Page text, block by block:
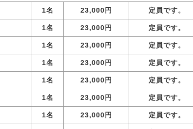
1名
23,000円 定員です。
1名 23,000円 定員です。
1名 23,000円 定員です。
1名 23,000円 定員です。
1名 23,000円 定員です。
1名 23,000円 定員です。
1名 23,000円 定員です。